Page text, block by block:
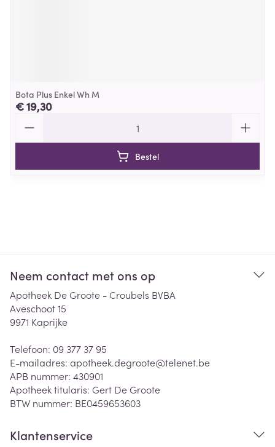
Bota Plus Enkel Wh M
€ 19,30
Bestel
Neem contact met ons op
Apotheek De Groote - Croubels BVBA
Aveschoot 15
9971 Kaprijke
Telefoon: 09 377 37 95
E-mailadres: apotheek.degroote@telenet.be
APB nummer: 430901
Apotheek titularis: Gert De Groote
BTW nummer: BE0459653603
Klantenservice